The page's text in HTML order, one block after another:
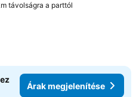
távolságra a parttól
Árak megjelenítése